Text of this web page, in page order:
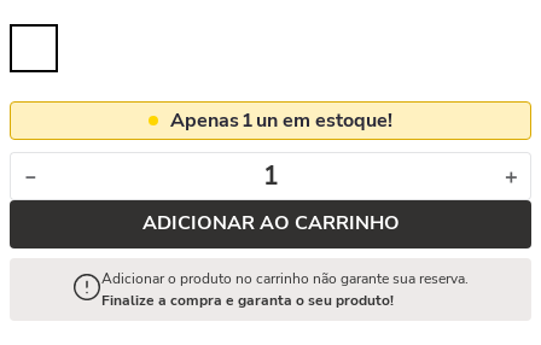
Apenas1un em estoque!
＋
－
ADICIONAR AO CARRINHO
Adicionar o produto no carrinho não garante sua reserva.
Finalize a compra e garanta o seu produto!